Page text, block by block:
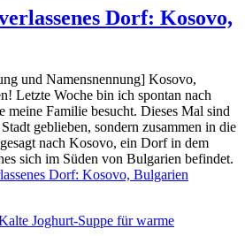
Dorf: Kosovo,
und Namensnennung] Kosovo,
Letzte Woche bin ich spontan nach
meine Familie besucht. Dieses Mal sind
geblieben, sondern zusammen in die
nach Kosovo, ein Dorf in dem
sich im Süden von Bulgarien befindet.
Dorf: Kosovo, Bulgarien